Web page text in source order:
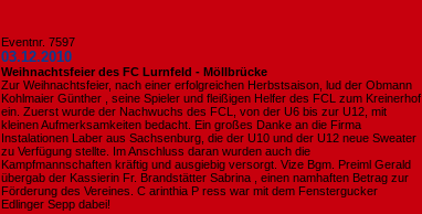
Eventnr. 7597
03.12.2010
Weihnachtsfeier des FC Lurnfeld - Möllbrücke
Zur Weihnachtsfeier, nach einer erfolgreichen Herbstsaison, lud der Obmann
Kohlmaier Günther , seine Spieler und fleißigen Helfer des FCL zum Kreinerhof
ein. Zuerst wurde der Nachwuchs des FCL, von der U6 bis zur U12, mit
kleinen Aufmerksamkeiten bedacht. Ein großes Danke an die Firma
Instalationen Laber aus Sachsenburg, die der U10 und der U12 neue Sweater
zu Verfügung stellte. Im Anschluss daran wurden auch die
Kampfmannschaften kräftig und ausgiebig versorgt. Vize Bgm. Preiml Gerald
übergab der Kassierin Fr. Brandstätter Sabrina , einen namhaften Betrag zur
Förderung des Vereines. C arinthia P ress war mit dem Fenstergucker
Edlinger Sepp dabei!